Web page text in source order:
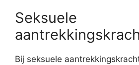
Seksuele
Bij seksuele